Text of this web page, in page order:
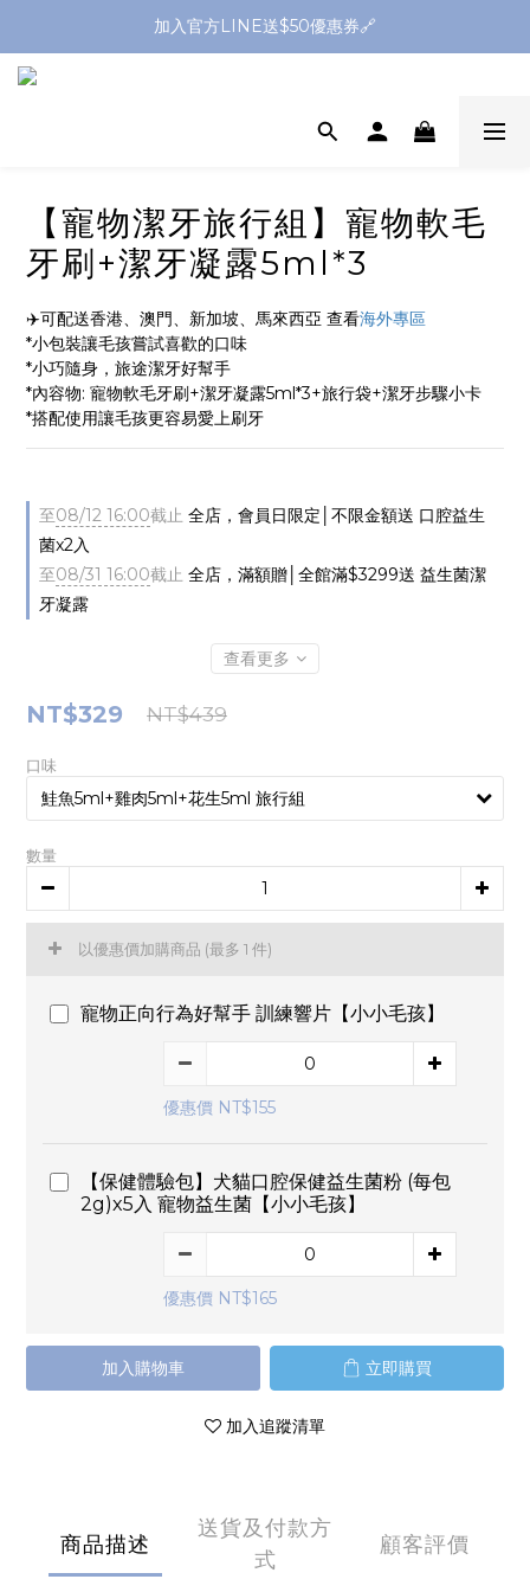
全館滿1299送平頭牙刷🪥滿2299送購物金$200
全館滿1299送平頭牙刷🪥滿2299送購物金$200
【寵物潔牙旅行組】寵物軟毛
牙刷+潔牙凝露5ml*3
✈️可配送香港、澳門、新加坡、馬來西亞 查看海外專區
*小包裝讓毛孩嘗試喜歡的口味
*小巧隨身，旅途潔牙好幫手
*內容物: 寵物軟毛牙刷+潔牙凝露5ml*3+旅行袋+潔牙步驟小卡
*搭配使用讓毛孩更容易愛上刷牙
至08/12 16:00截止 全店，會員日限定│不限金額送 口腔益生
菌x2入
至08/31 16:00截止 全店，滿額贈│全館滿$3299送 益生菌潔
牙凝露
查看更多
NT$329 NT$439
口味
數量
以優惠價加購商品 (最多 1 件)
寵物正向行為好幫手 訓練響片【小小毛孩】
優惠價 NT$155
【保健體驗包】犬貓口腔保健益生菌粉 (每包
2g)x5入 寵物益生菌【小小毛孩】
優惠價 NT$165
加入購物車 立即購買
加入追蹤清單
商品描述
送貨及付款方
式
顧客評價